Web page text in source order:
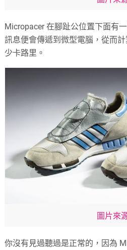
Micropacer 在腳趾公位置下面有
訊息便會傳遞到微型電腦，從而
少卡路里。
圖片來
你沒有見過聽過是正常的，因為